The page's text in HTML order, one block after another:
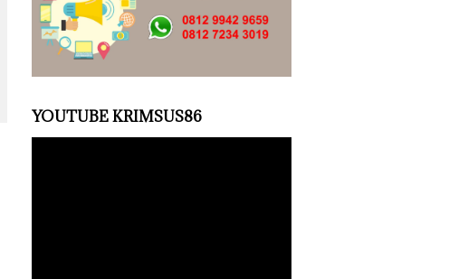
YOUTUBE KRIMSUS86